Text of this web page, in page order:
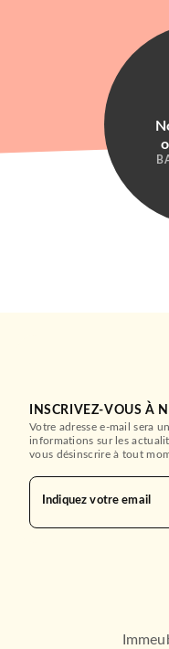
Créatures
19/04/2017
INSCRIVEZ-VOUS À
Votre adresse e-mail sera
informations sur les
vous désinscrire à tout
Indiquez votre email